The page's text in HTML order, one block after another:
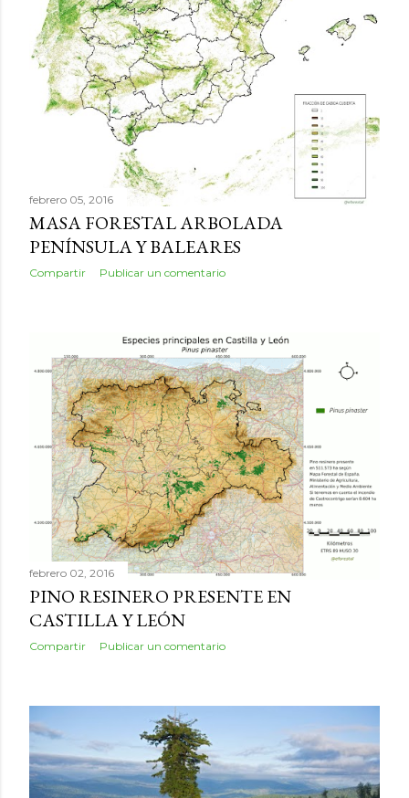
febrero 05, 2016
MASA FORESTAL ARBOLADA
PENÍNSULA Y BALEARES
Compartir Publicar un comentario
febrero 02, 2016
PINO RESINERO PRESENTE EN
CASTILLA Y LEÓN
Compartir Publicar un comentario